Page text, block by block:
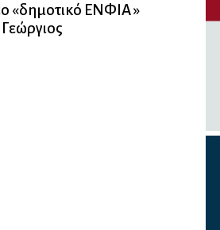
«δημοτικό ΕΝΦΙΑ »